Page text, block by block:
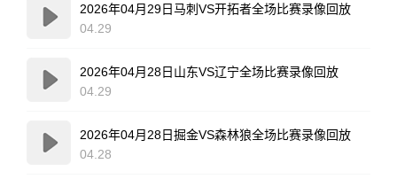
2026年04月29日马刺VS开拓者全场比赛录像回放
04.29
2026年04月28日山东VS辽宁全场比赛录像回放
04.29
2026年04月28日掘金VS森林狼全场比赛录像回放
04.28